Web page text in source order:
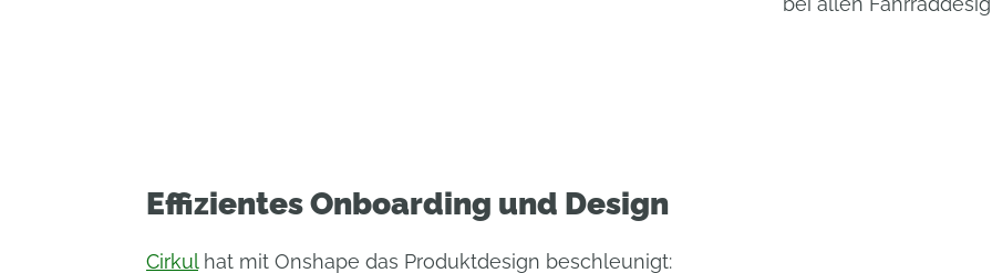
Effizientes Onboarding und Design
Cirkulhat mit Onshape das Produktdesign beschleunigt: